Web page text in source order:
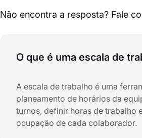
Não encontra a resposta? Fale
O que é uma escala de
A escala de trabalho é uma
planeamento de horários da
turnos, definir horas de trabalho
ocupação de cada colaborador.